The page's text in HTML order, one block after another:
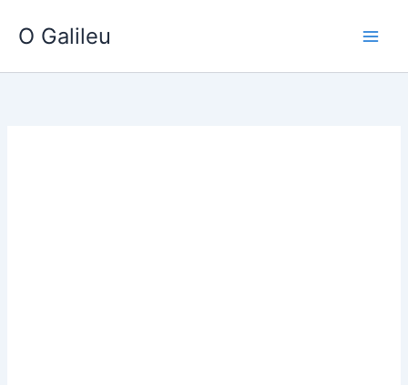
para
conteúdo
O Galileu